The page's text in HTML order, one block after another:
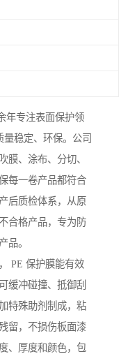
年专注表面保护领
稳定、环保。公司
膜、涂布、分切、
每一卷产品都符合
后质检体系，从原
合格产品，专为防
品。
PE 保护膜能有效
缓冲碰撞、抵御刮
特殊助剂制成，粘
留，不损伤板面漆
、厚度和颜色，包